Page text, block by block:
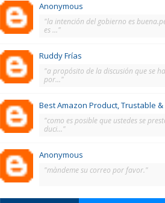
Anonymous
"la intención del gobierno es
es ..."
Ruddy Frías
"a propósito de la discusión que se
por..."
Best Amazon Product, Trustable
"como es posible que ustedes se
duci..."
Anonymous
"màndeme su correo por favor."